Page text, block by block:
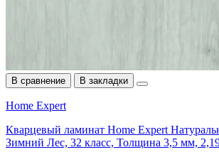
В сравнение В закладки
Home Expert
Кварцевый ламинат Home Expert
Зимний Лес, 32 класс, Толщина 3,5 мм,